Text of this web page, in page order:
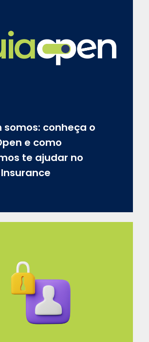
somos: conheça o
e como
te ajudar no